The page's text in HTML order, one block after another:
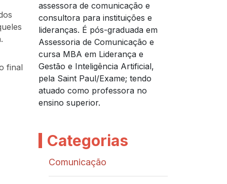
final
assessora de comunicação e
consultora para instituições e
lideranças. É pós-graduada em
Assessoria de Comunicação e
cursa MBA em Liderança e
Gestão e Inteligência Artificial,
pela Saint Paul/Exame; tendo
atuado como professora no
ensino superior.
Categorias
Comunicação